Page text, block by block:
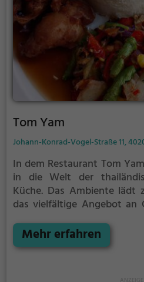
Tom Yam
Johann-Konrad-Vogel-Straße 11,
In dem Restaurant Tom
in die Welt der
Küche. Das Ambiente lädt
das vielfältige Angebot an
vegan oder doch lieber mit
hier wird man sicherlich
Mehr erfahren